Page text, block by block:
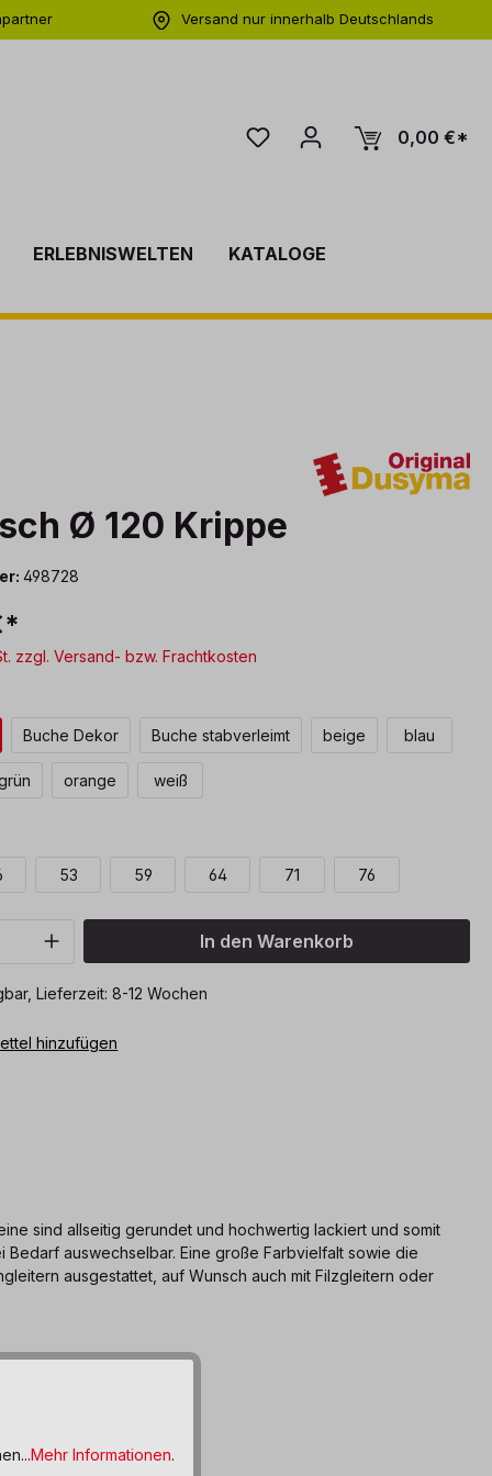
Versand nur innerhalb Deutschlands
0,00 €*
ERLEBNISWELTEN
KATALOGE
Ø 120 Krippe
498728
zzgl. Versand- bzw. Frachtkosten
Buche Dekor Buche stabverleimt beige blau
orange weiß
53 59 64 71 76
Gib den gewünschten Wert
In den Warenkorb
Lieferzeit: 8-12 Wochen
hinzufügen
sind allseitig gerundet und hochwertig lackiert und somit
auswechselbar. Eine große Farbvielfalt sowie die
ausgestattet, auf Wunsch auch mit Filzgleitern oder
Mehr Informationen.